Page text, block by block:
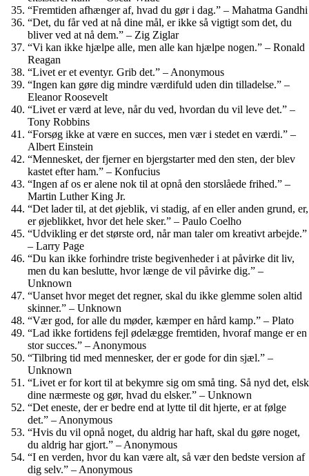
“Fremtiden afhænger af, hvad du gør i dag.” – Mahatma Gandhi
“Det, du får ved at nå dine mål, er ikke så vigtigt som det, du
bliver ved at nå dem.” – Zig Ziglar
“Vi kan ikke hjælpe alle, men alle kan hjælpe nogen.” – Ronald
Reagan
“Livet er et eventyr. Grib det.” – Anonymous
“Ingen kan gøre dig mindre værdifuld uden din tilladelse.” –
Eleanor Roosevelt
“Livet er værd at leve, når du ved, hvordan du vil leve det.” –
Tony Robbins
“Forsøg ikke at være en succes, men vær i stedet en værdi.” –
Albert Einstein
“Mennesket, der fjerner en bjergstarter med den sten, der blev
kastet efter ham.” – Konfucius
“Ingen af os er alene nok til at opnå den storslåede frihed.” –
Martin Luther King Jr.
“Det lader til, at det øjeblik, vi stadig, af en eller anden grund, er,
er øjeblikket, hvor det hele sker.” – Paulo Coelho
“Udvikling er det største ord, når man taler om kreativt arbejde.”
– Larry Page
“Du kan ikke forhindre triste begivenheder i at påvirke dit liv,
men du kan beslutte, hvor længe de vil påvirke dig.” –
Unknown
“Uanset hvor meget det regner, skal du ikke glemme solen altid
skinner.” – Unknown
“Vær god, for alle du møder, kæmper en hård kamp.” – Plato
“Lad ikke fortidens fejl ødelægge fremtiden, hvoraf mange er en
stor succes.” – Anonymous
“Tilbring tid med mennesker, der er gode for din sjæl.” –
Unknown
“Livet er for kort til at bekymre sig om små ting. Så nyd det, elsk
dine nærmeste og gør, hvad du elsker.” – Unknown
“Det eneste, der er bedre end at lytte til dit hjerte, er at følge
det.” – Anonymous
“Hvis du vil opnå noget, du aldrig har haft, skal du gøre noget,
du aldrig har gjort.” – Anonymous
“I en verden, hvor du kan være alt, så vær den bedste version af
dig selv.” – Anonymous